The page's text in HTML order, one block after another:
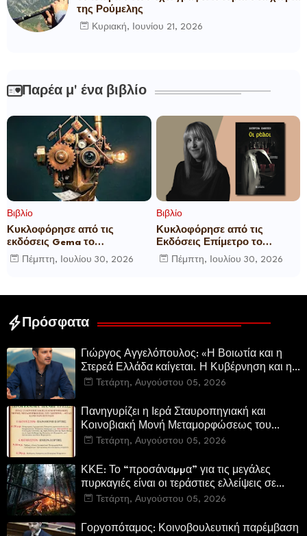
της Ρούμελης
Κυριακή, Ιουνίου 21, 2026
Παρέα μ' ένα βιβλίο
Βιβλίο
Κυκλοφόρησε από τις
εκδόσεις Gema το
μυθιστόρημα του γνωστού
δημοσιογράφου Γεώργιου Θ.
Πέμπτη, Ιουλίου 30, 2026
Βιβλίο
Κυκλοφόρησε από τις
Εκδόσεις Επίμετρο το
αστυνομικό μυθιστόρημα της
Κατερίνας Πανούση Οι ρόλοι
Πέμπτη, Ιουλίου 30, 2026
Πρόσφατα
Γιώργος Αγγελόπουλος: «Η Βοιωτία και η
Στερεά Ελλάδα καίγεται. Η Κυβέρνηση και η
Περιφερειακή Αρχή αυτοθαυμάζονται.»
Τετάρτη, Αυγούστου 05, 2026
Πανηγυρίζει η Ιερά Σταυροπηγιακή και
Κοινοβιακή Μονή Μεταμορφώσεως του
Σωτήρος Καμενων Βουρλων (Μονή Αγιάς ή
Τετάρτη, Αυγούστου 05, 2026
ΚΚΕ: Το “προσάναµµα” για τις μεγάλες
πυρκαγιές είναι οι τεράστιες ελλείψεις σε
µέσα και προσωπικό στην Πυροσβεστική και
Τετάρτη, Αυγούστου 05, 2026
Γοργοπόταμος: Κοινοβουλευτική παρέμβαση